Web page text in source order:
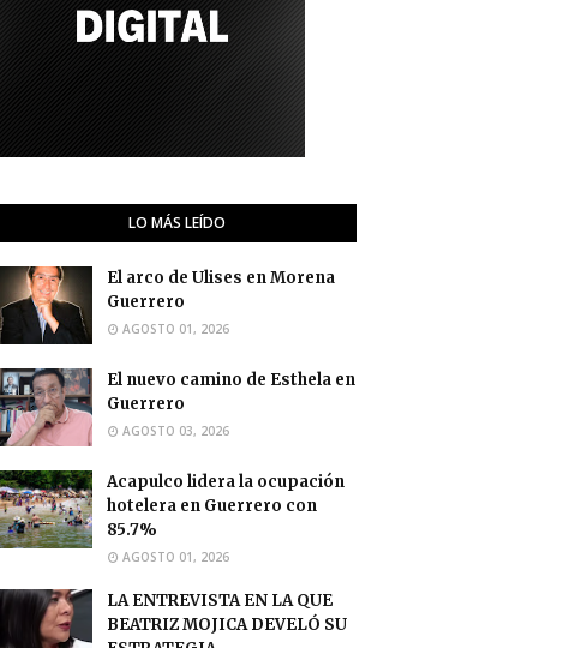
LO MÁS LEÍDO
El arco de Ulises en Morena
Guerrero
AGOSTO 01, 2026
El nuevo camino de Esthela en
Guerrero
AGOSTO 03, 2026
Acapulco lidera la ocupación
hotelera en Guerrero con
85.7%
AGOSTO 01, 2026
LA ENTREVISTA EN LA QUE
BEATRIZ MOJICA DEVELÓ SU